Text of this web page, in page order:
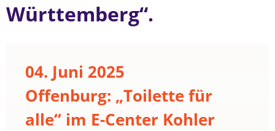
Württemberg“.
04. Juni 2025
Offenburg: „Toilette für
alle“ im E-Center Kohler